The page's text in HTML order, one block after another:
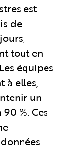
est
de
tout en
équipes
à elles,
un
%. Ces